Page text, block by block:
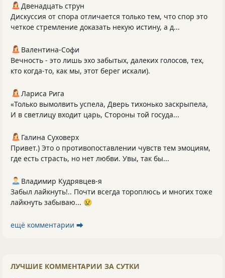
Двенадцать струн
Дискуссия от спора отличается только тем, что спор это
четкое стремление доказать некую истину, а д...
Валентина-Софи
Вечность - это лишь эхо забытых, далеких голосов, тех,
кто когда-то, как мы, этот берег искали).
Лариса Рига
«Только вымолвить успела, Дверь тихонько заскрыпела,
И в светлицу входит царь, Стороны той госуда...
Галина Суховерх
Привет.) Это о противопоставлении чувств тем эмоциям,
где есть страсть, но нет любви. Увы, так бы...
Владимир Кудрявцев-я
Забыл лайкнуть!.. Почти всегда тороплюсь и многих тоже
лайкнуть забываю... 😢
ещё комментарии ⮕
ЛУЧШИЕ КОММЕНТАРИИ ЗА СУТКИ